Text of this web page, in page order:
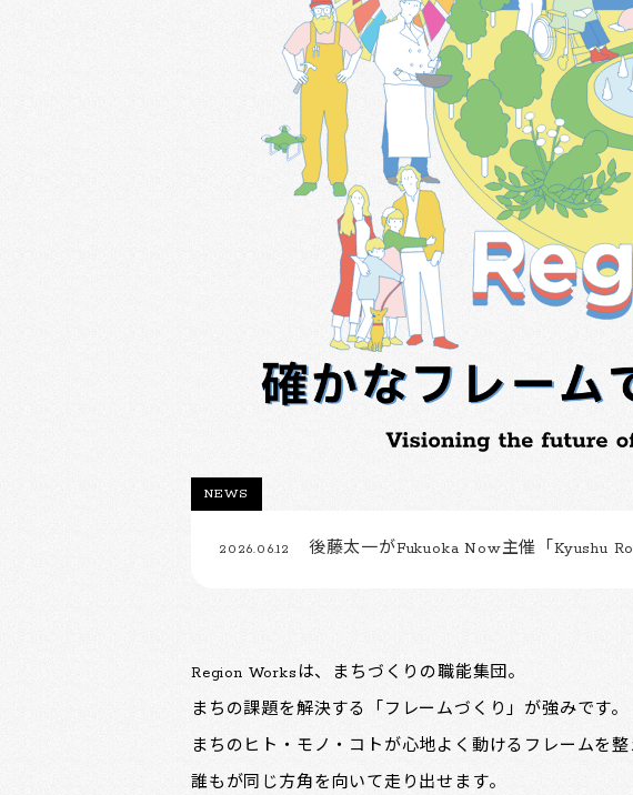
NEWS
2026.06.12 後藤太一がFukuoka Now主催「Kyushu
Region Worksは、まちづくりの職能集団。
まちの課題を解決する「フレームづくり」が強みです。
まちのヒト・モノ・コトが心地よく動けるフレームを整
誰もが同じ方角を向いて走り出せます。